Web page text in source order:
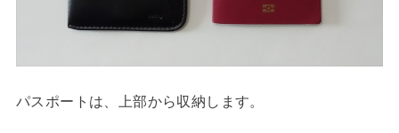
パスポートは、上部から収納します。